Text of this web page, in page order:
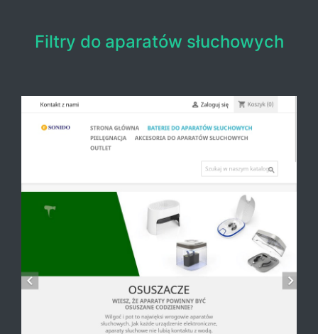
Filtry do aparatów słuchowych